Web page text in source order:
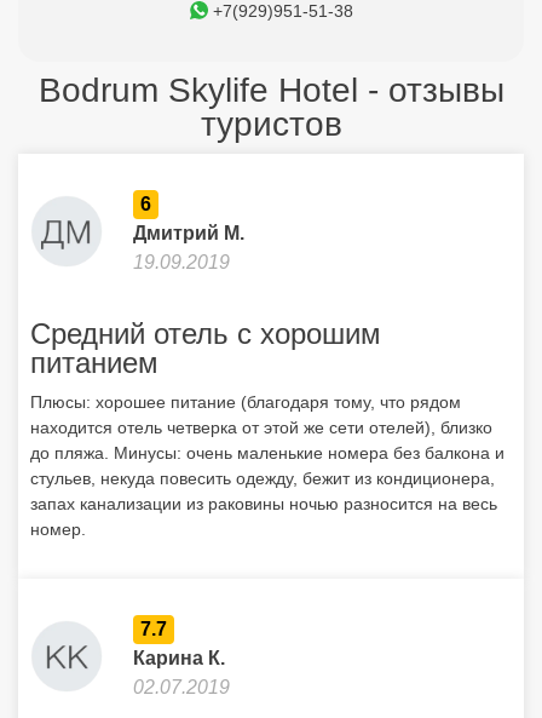
+7(929)951-51-38
Bodrum Skylife Hotel - отзывы
туристов
6
Дмитрий М.
19.09.2019
Средний отель с хорошим
питанием
Плюсы: хорошее питание (благодаря тому, что рядом
находится отель четверка от этой же сети отелей), близко
до пляжа. Минусы: очень маленькие номера без балкона и
стульев, некуда повесить одежду, бежит из кондиционера,
запах канализации из раковины ночью разносится на весь
номер.
7.7
Карина К.
02.07.2019